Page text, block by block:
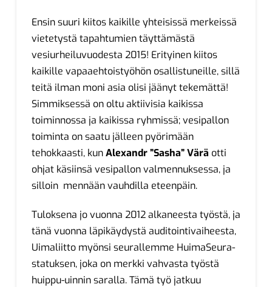
Ensin suuri kiitos kaikille yhteisissä merkeissä
vietetystä tapahtumien täyttämästä
vesiurheiluvuodesta 2015! Erityinen kiitos
kaikille vapaaehtoistyöhön osallistuneille, sillä
teitä ilman moni asia olisi jäänyt tekemättä!
Simmiksessä on oltu aktiivisia kaikissa
toiminnossa ja kaikissa ryhmissä; vesipallon
toiminta on saatu jälleen pyörimään
tehokkaasti, kunAlexandr ”Sasha” Värä otti
ohjat käsiinsä vesipallon valmennuksessa, ja
silloin mennään vauhdilla eteenpäin.
Tuloksena jo vuonna 2012 alkaneesta työstä, ja
tänä vuonna läpikäydystä auditointivaiheesta,
Uimaliitto myönsi seurallemme HuimaSeura-
statuksen, joka on merkki vahvasta työstä
huippu-uinnin saralla. Tämä työ jatkuu